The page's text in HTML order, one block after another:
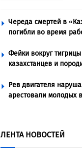
Череда смертей в
погибли во время
Фейки вокруг
казахстанцев и
Рев двигателя
арестовали молодых
ЛЕНТА НОВОСТЕЙ